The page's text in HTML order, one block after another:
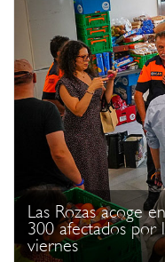
Las Rozas acoge
300 afectados por
viernes